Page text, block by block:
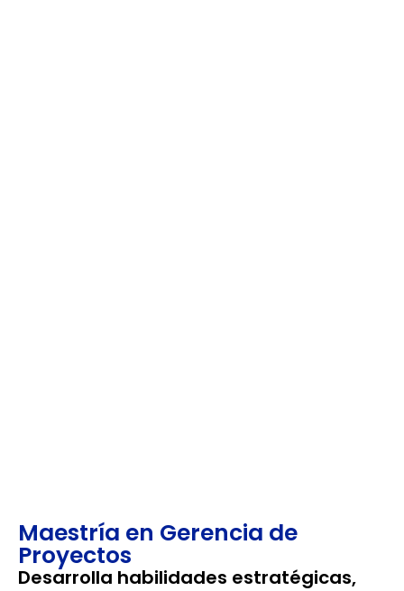
Maestría en Gerencia de
Proyectos
Desarrolla habilidades estratégicas,